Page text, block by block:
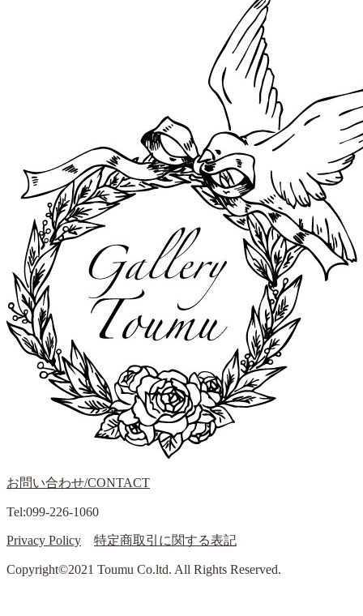
お問い合わせ/CONTACT
Tel:099-226-1060
Privacy Policy 特定商取引に関する表記
Copyright©2021 Toumu Co.ltd. All Rights Reserved.